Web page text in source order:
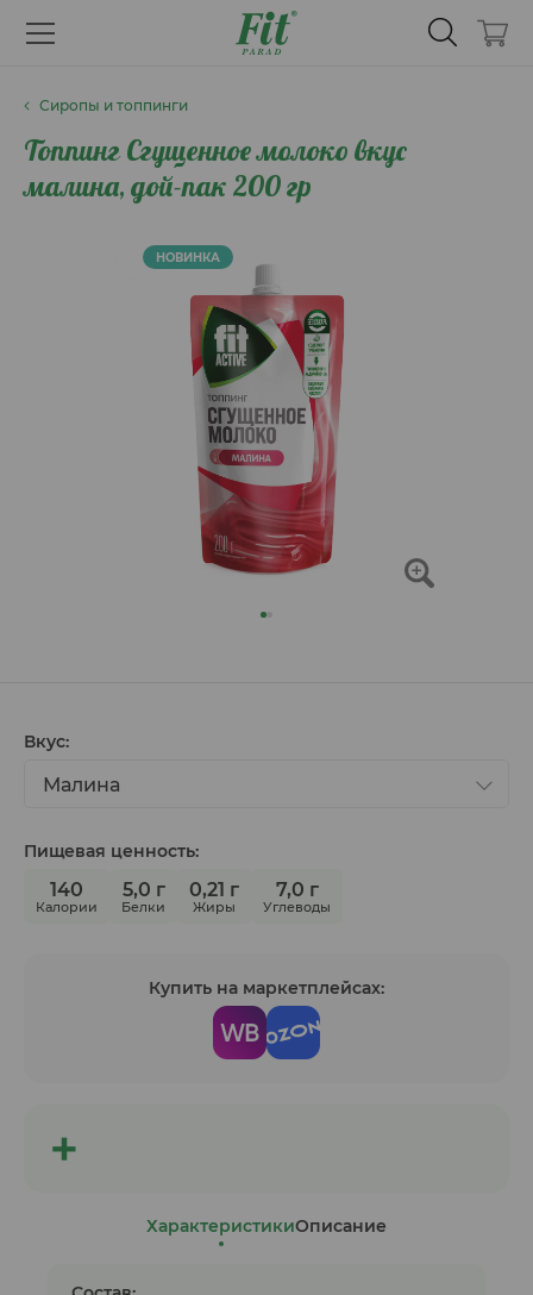
Сиропы и топпинги
Топпинг Сгущенное молоко вкус
малина, дой-пак 200 гр
НОВИНКА
Вкус:
Малина
Пищевая ценность:
140
Калории
5,0 г
Белки
0,21 г
Жиры
7,0 г
Углеводы
Купить на маркетплейсах:
ХарактеристикиОписание